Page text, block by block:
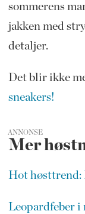
sommerens
jakken med
detaljer.
Det blir ikke
sneakers!
ANNONSE
Mer
Hot høsttrend:
Leopardfeber